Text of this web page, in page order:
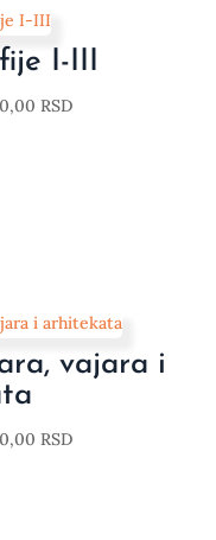
I-III
RSD
vajara i
RSD